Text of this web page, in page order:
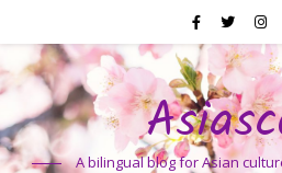
A bilingual blog for Asian